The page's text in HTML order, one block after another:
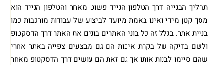
תהליך הבנייה דרך הטלפון הנייד פשוט מאחר והטלפון הנייד הוא
מסך קטן מידי ואינו באמת מיועד לביצוע של עבודות מורכבות כמו
בניית אתר. בגלל זה כל בוני האתרים בונים את האתר דרך הדסקטופ
ולשם בדיקה של בקרת איכות הם גם מבצעים צפייה באתר אחרי
שהם סיימו לבנות אותו אך גם זאת הם עושים דרך הדסקטופ מאחר